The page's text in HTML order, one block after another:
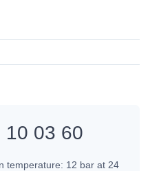
10 03 60
temperature: 12 bar at 24